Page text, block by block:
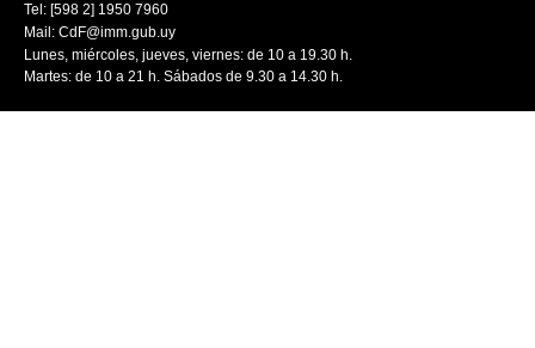
Tel: [598 2] 1950 7960
Mail: CdF@imm.gub.uy
Lunes, miércoles, jueves, viernes: de 10 a 19.30 h.
Martes: de 10 a 21 h. Sábados de 9.30 a 14.30 h.